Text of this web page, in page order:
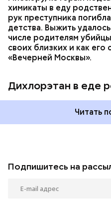
химикаты в еду
рук преступника
детства. Выжить
числе родителям
своих близких и как
«Вечерней Москвы».
Дихлорэтан в еде
Читать
Подпишитесь на